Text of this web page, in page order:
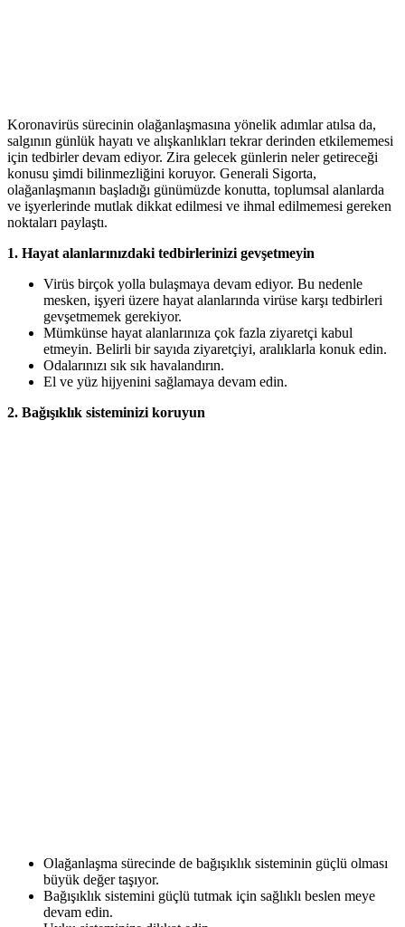
Koronavirüs sürecinin olağanlaşmasına yönelik adımlar atılsa da,
salgının günlük hayatı ve alışkanlıkları tekrar derinden etkilememesi
için tedbirler devam ediyor. Zira gelecek günlerin neler getireceği
konusu şimdi bilinmezliğini koruyor. Generali Sigorta,
olağanlaşmanın başladığı günümüzde konutta, toplumsal alanlarda
ve işyerlerinde mutlak dikkat edilmesi ve ihmal edilmemesi gereken
noktaları paylaştı.
1. Hayat alanlarınızdaki tedbirlerinizi gevşetmeyin
Virüs birçok yolla bulaşmaya devam ediyor. Bu nedenle
mesken, işyeri üzere hayat alanlarında virüse karşı tedbirleri
gevşetmemek gerekiyor.
Mümkünse hayat alanlarınıza çok fazla ziyaretçi kabul
etmeyin. Belirli bir sayıda ziyaretçiyi, aralıklarla konuk edin.
Odalarınızı sık sık havalandırın.
El ve yüz hijyenini sağlamaya devam edin.
2. Bağışıklık sisteminizi koruyun
Olağanlaşma sürecinde de bağışıklık sisteminin güçlü olması
büyük değer taşıyor.
Bağışıklık sistemini güçlü tutmak için sağlıklı beslen meye
devam edin.